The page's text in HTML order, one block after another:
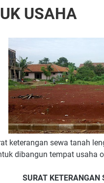
USAHA
keterangan sewa tanah
dibangun tempat usaha
SURAT KETERANGAN